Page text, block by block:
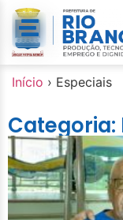
Início › Especiais
Categoria: